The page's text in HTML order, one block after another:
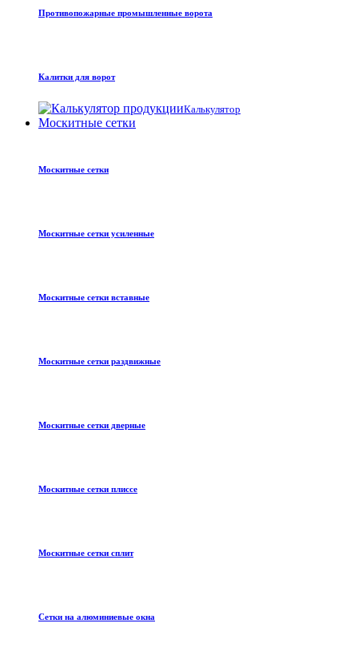
Противопожарные промышленные ворота
Калитки для ворот
Калькулятор
Москитные сетки
Москитные сетки
Москитные сетки усиленные
Москитные сетки вставные
Москитные сетки раздвижные
Москитные сетки дверные
Москитные сетки плиссе
Москитные сетки сплит
Сетки на алюминиевые окна